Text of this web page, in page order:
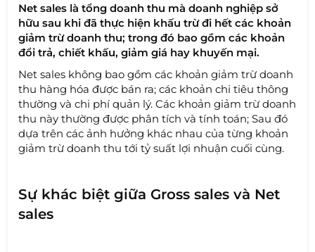
Net sales là tổng doanh thu mà doanh nghiệp sở
hữu sau khi đã thực hiện khấu trừ đi hết các khoản
giảm trừ doanh thu; trong đó bao gồm các khoản
đổi trả, chiết khấu, giảm giá hay khuyến mại.
Net sales không bao gồm các khoản giảm trừ doanh
thu hàng hóa được bán ra; các khoản chi tiêu thông
thường và chi phí quản lý. Các khoản giảm trừ doanh
thu này thường được phân tích và tính toán; Sau đó
dựa trên các ảnh hưởng khác nhau của từng khoản
giảm trừ doanh thu tới tỷ suất lợi nhuận cuối cùng.
Sự khác biệt giữa Gross sales và Net
sales